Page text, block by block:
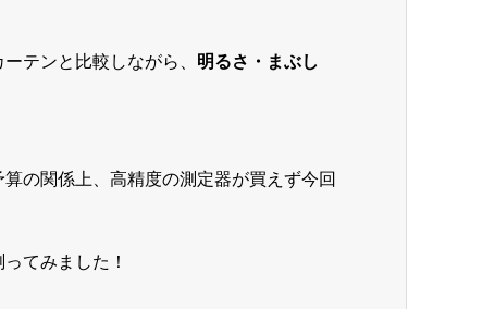
テンと比較しながら、 明るさ・まぶし
の関係上、高精度の測定器が買えず今回
てみました！